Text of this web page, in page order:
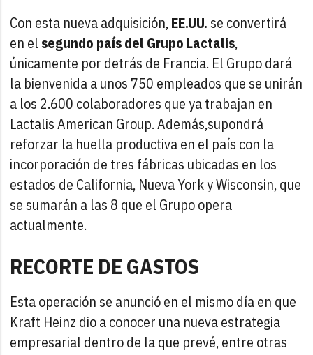
Con esta nueva adquisición,EE.UU. se convertirá
en el segundo país del Grupo Lactalis,
únicamente por detrás de Francia. El Grupo dará
la bienvenida a unos 750 empleados que se unirán
a los 2.600 colaboradores que ya trabajan en
Lactalis American Group. Además,supondrá
reforzar la huella productiva en el país con la
incorporación de tres fábricas ubicadas en los
estados de California, Nueva York y Wisconsin, que
se sumarán a las 8 que el Grupo opera
actualmente.
RECORTE DE GASTOS
Esta operación se anunció en el mismo día en que
Kraft Heinz dio a conocer una nueva estrategia
empresarial dentro de la que prevé, entre otras